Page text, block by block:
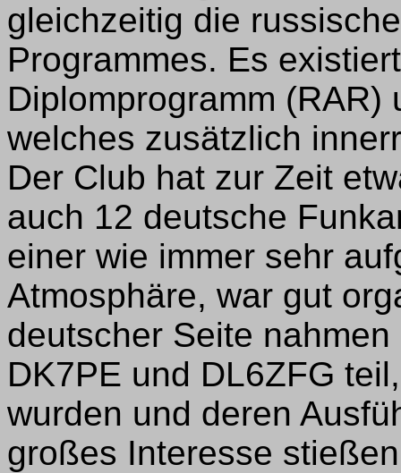
gleichzeitig die
Programmes. Es
Diplomprogramm
welches zusätzlich
Der Club hat zur Zeit
auch 12 deutsche
einer wie immer sehr
Atmosphäre, war gut
deutscher Seite
DK7PE und DL6ZFG
wurden und deren
großes Interesse